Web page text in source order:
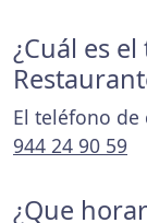
¿Cuál es
El teléfono de
944 24 90 59
¿Que